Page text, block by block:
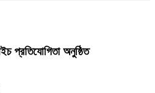
প্রতিযোগিতা অনুষ্ঠিত